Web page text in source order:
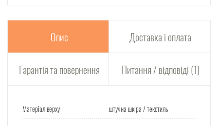
Опис Доставка і оплата
Гарантія та повернення Питання / відповіді (1)
Матеріал верху штучна шкіра / текстиль